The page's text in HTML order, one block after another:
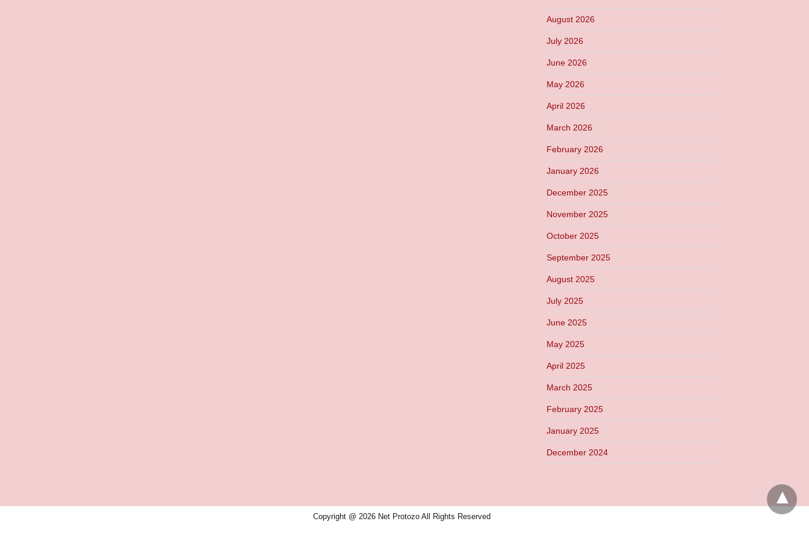
August 2026
July 2026
June 2026
May 2026
April 2026
March 2026
February 2026
January 2026
December 2025
November 2025
October 2025
September 2025
August 2025
July 2025
June 2025
May 2025
April 2025
March 2025
February 2025
January 2025
December 2024
Copyright @ 2026 Net Protozo All Rights Reserved